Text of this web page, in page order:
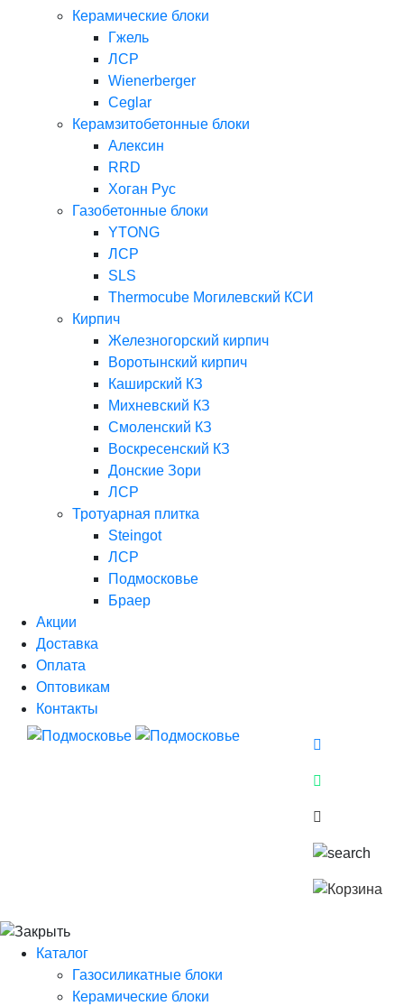
Керамические блоки
Гжель
ЛСР
Wienerberger
Ceglar
Керамзитобетонные блоки
Алексин
RRD
Хоган Рус
Газобетонные блоки
YTONG
ЛСР
SLS
Thermocube Могилевский КСИ
Кирпич
Железногорский кирпич
Воротынский кирпич
Каширский КЗ
Михневский КЗ
Смоленский КЗ
Воскресенский КЗ
Донские Зори
ЛСР
Тротуарная плитка
Steingot
ЛСР
Подмосковье
Браер
Акции
Доставка
Оплата
Оптовикам
Контакты
Каталог
Газосиликатные блоки
Керамические блоки